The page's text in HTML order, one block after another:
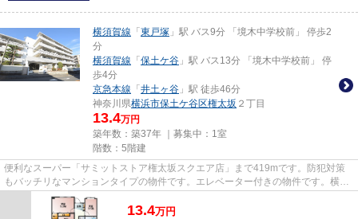
横須賀線 「 東戸塚 」駅 バス9分 「境木中学校前」 停歩2
分
横須賀線 「 保土ケ谷 」駅 バス13分 「境木中学校前」 停
歩4分
京急本線 「 井土ヶ谷 」駅 徒歩46分
神奈川県横浜市保土ケ谷区権太坂 ２丁目
13.4万円
築年数：築37年 ｜募集中： 1室
階数：5階建
便利なスーパー「サミットストア権太坂スクエア店」まで419mです。防犯対策
もバッチリなマンションタイプの物件です。エレベーター付きの物件です。横浜
市保土ケ谷区エリアの賃貸情報...
13.4万円